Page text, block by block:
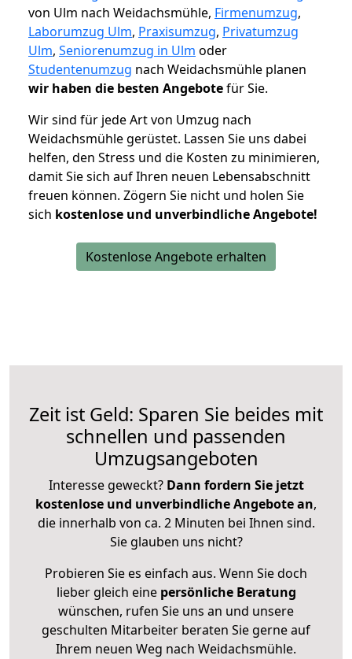
von Ulm nach Weidachsmühle, Firmenumzug,
Laborumzug Ulm, Praxisumzug, Privatumzug
Ulm, Seniorenumzug in Ulm oder
Studentenumzug nach Weidachsmühle planen
wir haben die besten Angebotefür Sie.
Wir sind für jede Art von Umzug nach
Weidachsmühle gerüstet. Lassen Sie uns dabei
helfen, den Stress und die Kosten zu minimieren,
damit Sie sich auf Ihren neuen Lebensabschnitt
freuen können. Zögern Sie nicht und holen Sie
sich kostenlose und unverbindliche Angebote!
Kostenlose Angebote erhalten
Zeit ist Geld: Sparen Sie beides mit
schnellen und passenden
Umzugsangeboten
Interesse geweckt? Dann fordern Sie jetzt
kostenlose und unverbindliche Angebote an,
die innerhalb von ca. 2 Minuten bei Ihnen sind.
Sie glauben uns nicht?
Probieren Sie es einfach aus. Wenn Sie doch
lieber gleich eine persönliche Beratung
wünschen, rufen Sie uns an und unsere
geschulten Mitarbeiter beraten Sie gerne auf
Ihrem neuen Weg nach Weidachsmühle.